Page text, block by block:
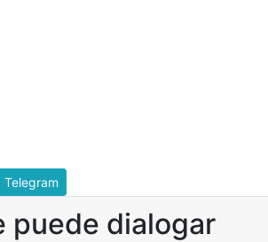
Telegram
puede dialogar